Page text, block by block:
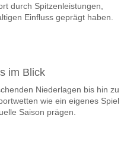
durch Spitzenleistungen,
Einfluss geprägt haben.
im Blick
Niederlagen bis hin zu
wie ein eigenes Spiel
Saison prägen.